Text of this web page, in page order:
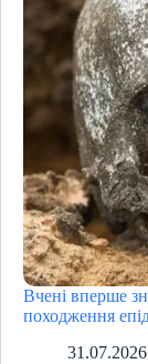
Вчені вперше
походження
31.07.2026